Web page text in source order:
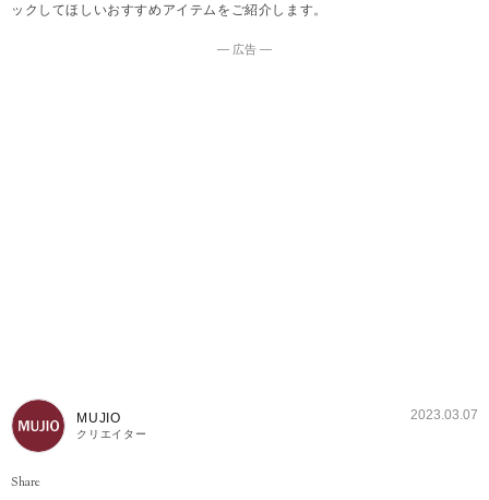
ックしてほしいおすすめアイテムをご紹介します。
― 広告 ―
MUJIO
クリエイター
2023.03.07
Share